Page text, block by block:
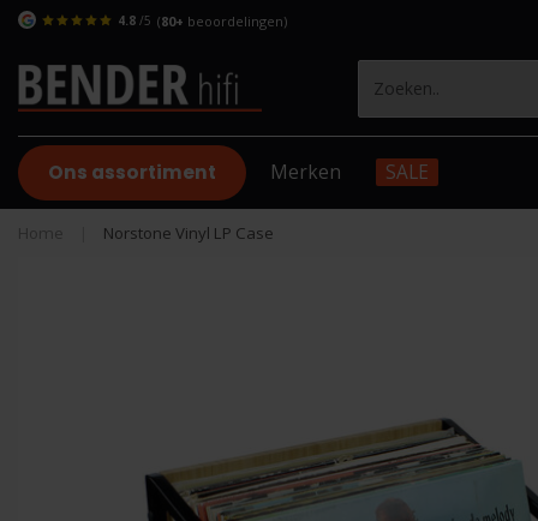
4.8 /5 (80+ beoordelingen)
Ons assortiment Merken SALE
Home Norstone Vinyl LP Case